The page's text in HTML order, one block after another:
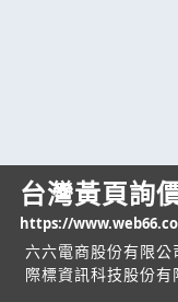
台灣黃頁詢
https://
六六電商股份有限
際標資訊科技股份